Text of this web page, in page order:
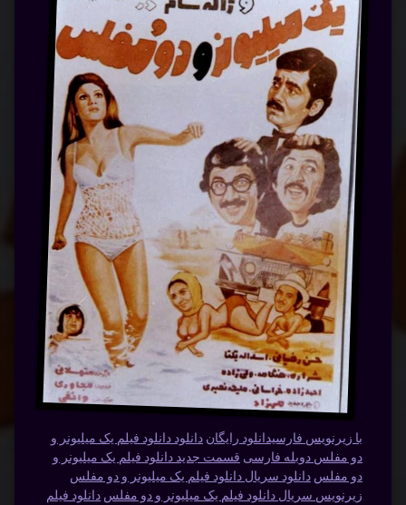
با زیرنویس فارسیدانلود رایگان دانلود دانلود فیلم یک میلیونر و
دو مفلس دوبله فارسی قسمت جدید دانلود فیلم یک میلیونر و
دو مفلس دانلود سریال دانلود فیلم یک میلیونر و دو مفلس
زیرنویس سریال دانلود فیلم یک میلیونر و دو مفلس دانلود فیلم